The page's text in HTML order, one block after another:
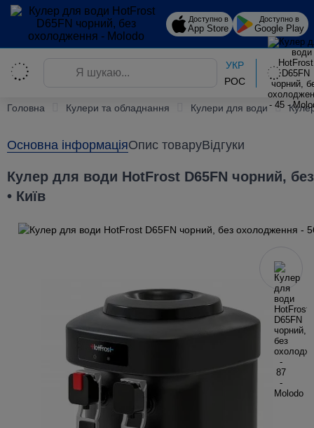
Доступно в
App Store
Доступно в
Google Play
УКР
РОС
Головна Кулери та обладнання Кулери для води
Основна інформаціяОпис товаруВідгуки
Кулер для води HotFrost D65FN чорний,
• Київ